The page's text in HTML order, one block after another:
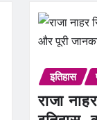
इतिहास
राजा